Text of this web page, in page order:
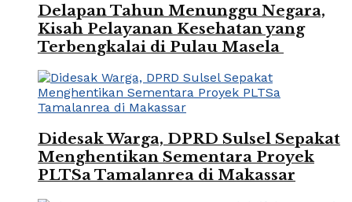
Delapan Tahun Menunggu Negara,
Kisah Pelayanan Kesehatan yang
Terbengkalai di Pulau Masela
Didesak Warga, DPRD Sulsel Sepakat
Menghentikan Sementara Proyek
PLTSa Tamalanrea di Makassar